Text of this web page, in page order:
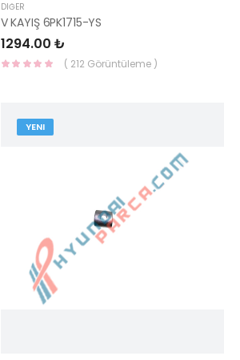
DIĞER
V KAYIŞ 6PK1715-YS
1294.00 ₺
( 212 Görüntüleme )
YENI